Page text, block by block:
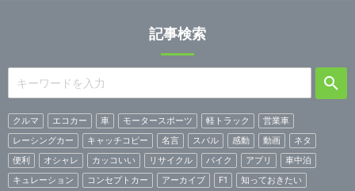
記事検索
クルマ エコカー 車 モータースポーツ 軽トラック
営業車
レーシングカー
キャッチコピー 名言 スバル 感動 動画
ネタ
便利
オシャレ カッコいい リサイクル バイク アプリ
車中泊
キュレーション
コンセプトカー アーカイブ F1
知っておきたい